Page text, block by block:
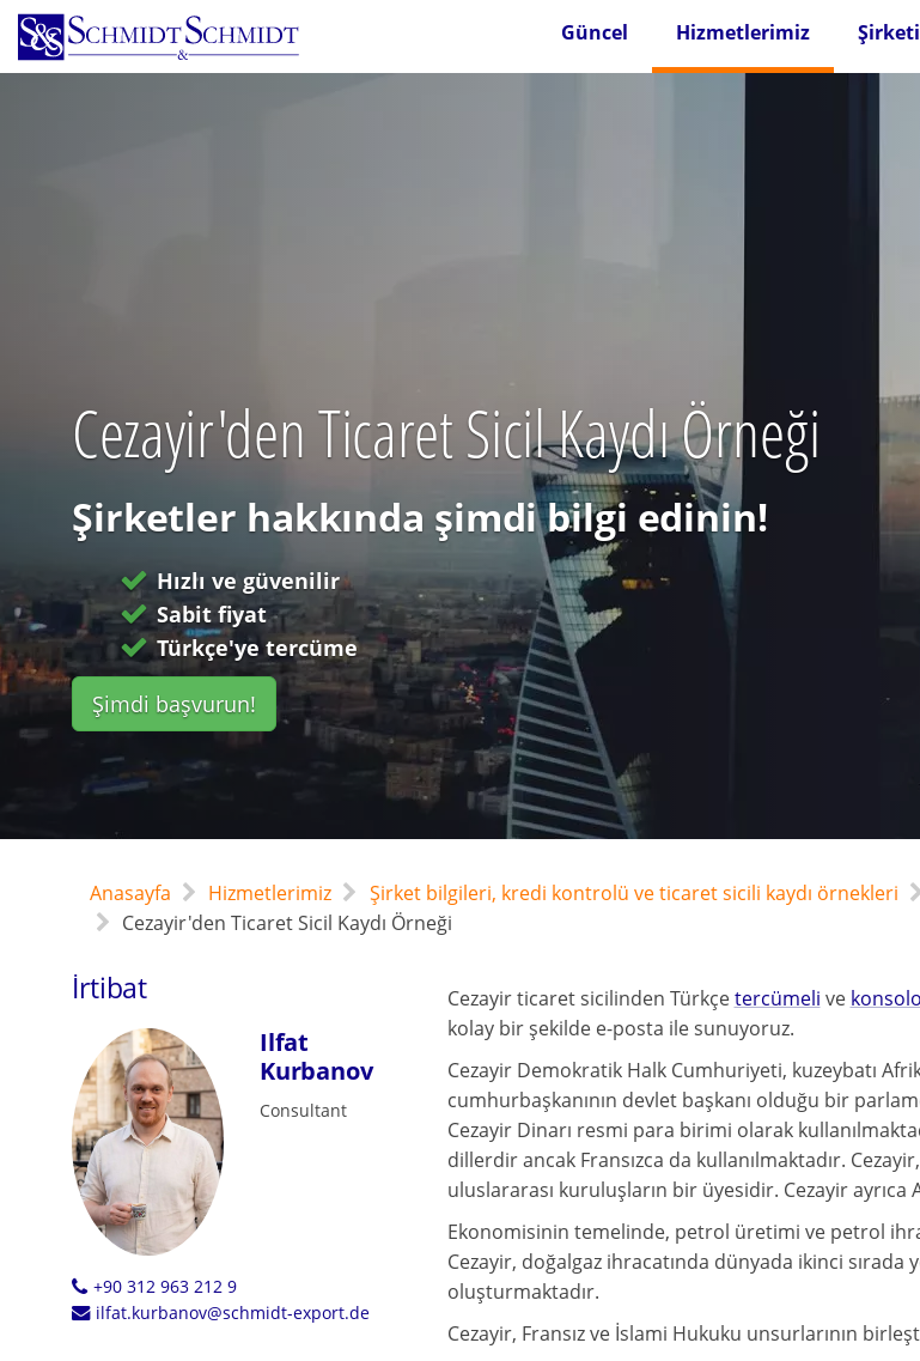
Ana
içeriğe
atla
Güncel Hizmetlerimiz
Cezayir'den Ticaret Sicil Kaydı Örneği
Şirketler hakkında şimdi bilgi edinin!
Hızlı ve güvenilir
Sabit fiyat
Türkçe'ye tercüme
Şimdi başvurun!
Anasayfa Hizmetlerimiz Şirket bilgileri, kredi kontrolü ve ticaret sicili kaydı örnekleri
Cezayir'den Ticaret Sicil Kaydı Örneği
İrtibat
Ilfat
Kurbanov
Consultant
+90 312 963 212 9
ilfat.kurbanov@schmidt-export.de
Cezayir ticaret sicilinden Türkçetercümeli ve
kolay bir şekilde e-posta ile sunuyoruz.
Cezayir Demokratik Halk Cumhuriyeti, kuzeybatı
cumhurbaşkanının devlet başkanı olduğu bir
Cezayir Dinarı resmi para birimi olarak
dillerdir ancak Fransızca da kullanılmaktadır.
uluslararası kuruluşların bir üyesidir. Cezayir ayrıca
Ekonomisinin temelinde, petrol üretimi ve petrol
Cezayir, doğalgaz ihracatında dünyada ikinci sırada
oluşturmaktadır.
Cezayir, Fransız ve İslami Hukuku unsurlarının